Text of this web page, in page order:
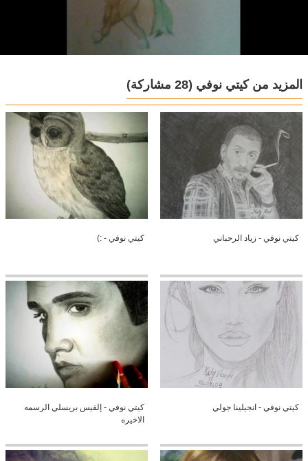
المزيد من كيتي نوفي (28 مشاركة)
كيتي نوفي - زياد الرحباني كيتي نوفي - :)
كيتي نوفي - انجيلينا جولي
كيتي نوفي - إلفيس بريسلي الرسمه
الاخيره